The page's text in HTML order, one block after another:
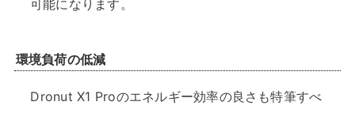
可能になります。
環境負荷の低減
Dronut X1 Proのエネルギー効率の良さも特筆すべ